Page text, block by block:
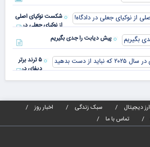
شکست نوکیای اصلی
از نوکیای جعلی در
دادگاه!
پیش دیابت را جدی بگیریم
۵ ترند برتر
دیفای در
ارز دیجیتال سبک زندگی
اخبار روز
تماس با ما